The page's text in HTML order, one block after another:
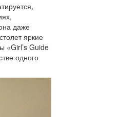
даже
яркие
«Girl’s Guide
одного